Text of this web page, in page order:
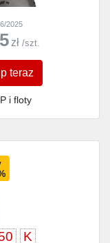
2025
zł /szt.
teraz
i floty
K